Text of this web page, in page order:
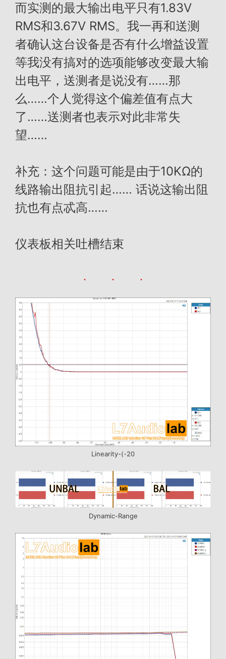
而实测的最大输出电平只有1.83V
RMS和3.67V RMS。我一再和送测
者确认这台设备是否有什么增益设置
等我没有搞对的选项能够改变最大输
出电平，送测者是说没有……那
么……个人觉得这个偏差值有点大
了……送测者也表示对此非常失
望……
补充：这个问题可能是由于10KΩ的
线路输出阻抗引起…… 话说这输出阻
抗也有点忒高……
仪表板相关吐槽结束
Linearity-(-20
Dynamic-Range